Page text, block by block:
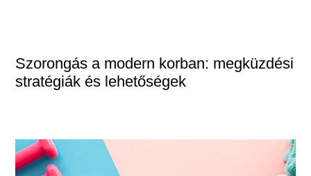
Szorongás a modern korban: megküzdési
stratégiák és lehetőségek